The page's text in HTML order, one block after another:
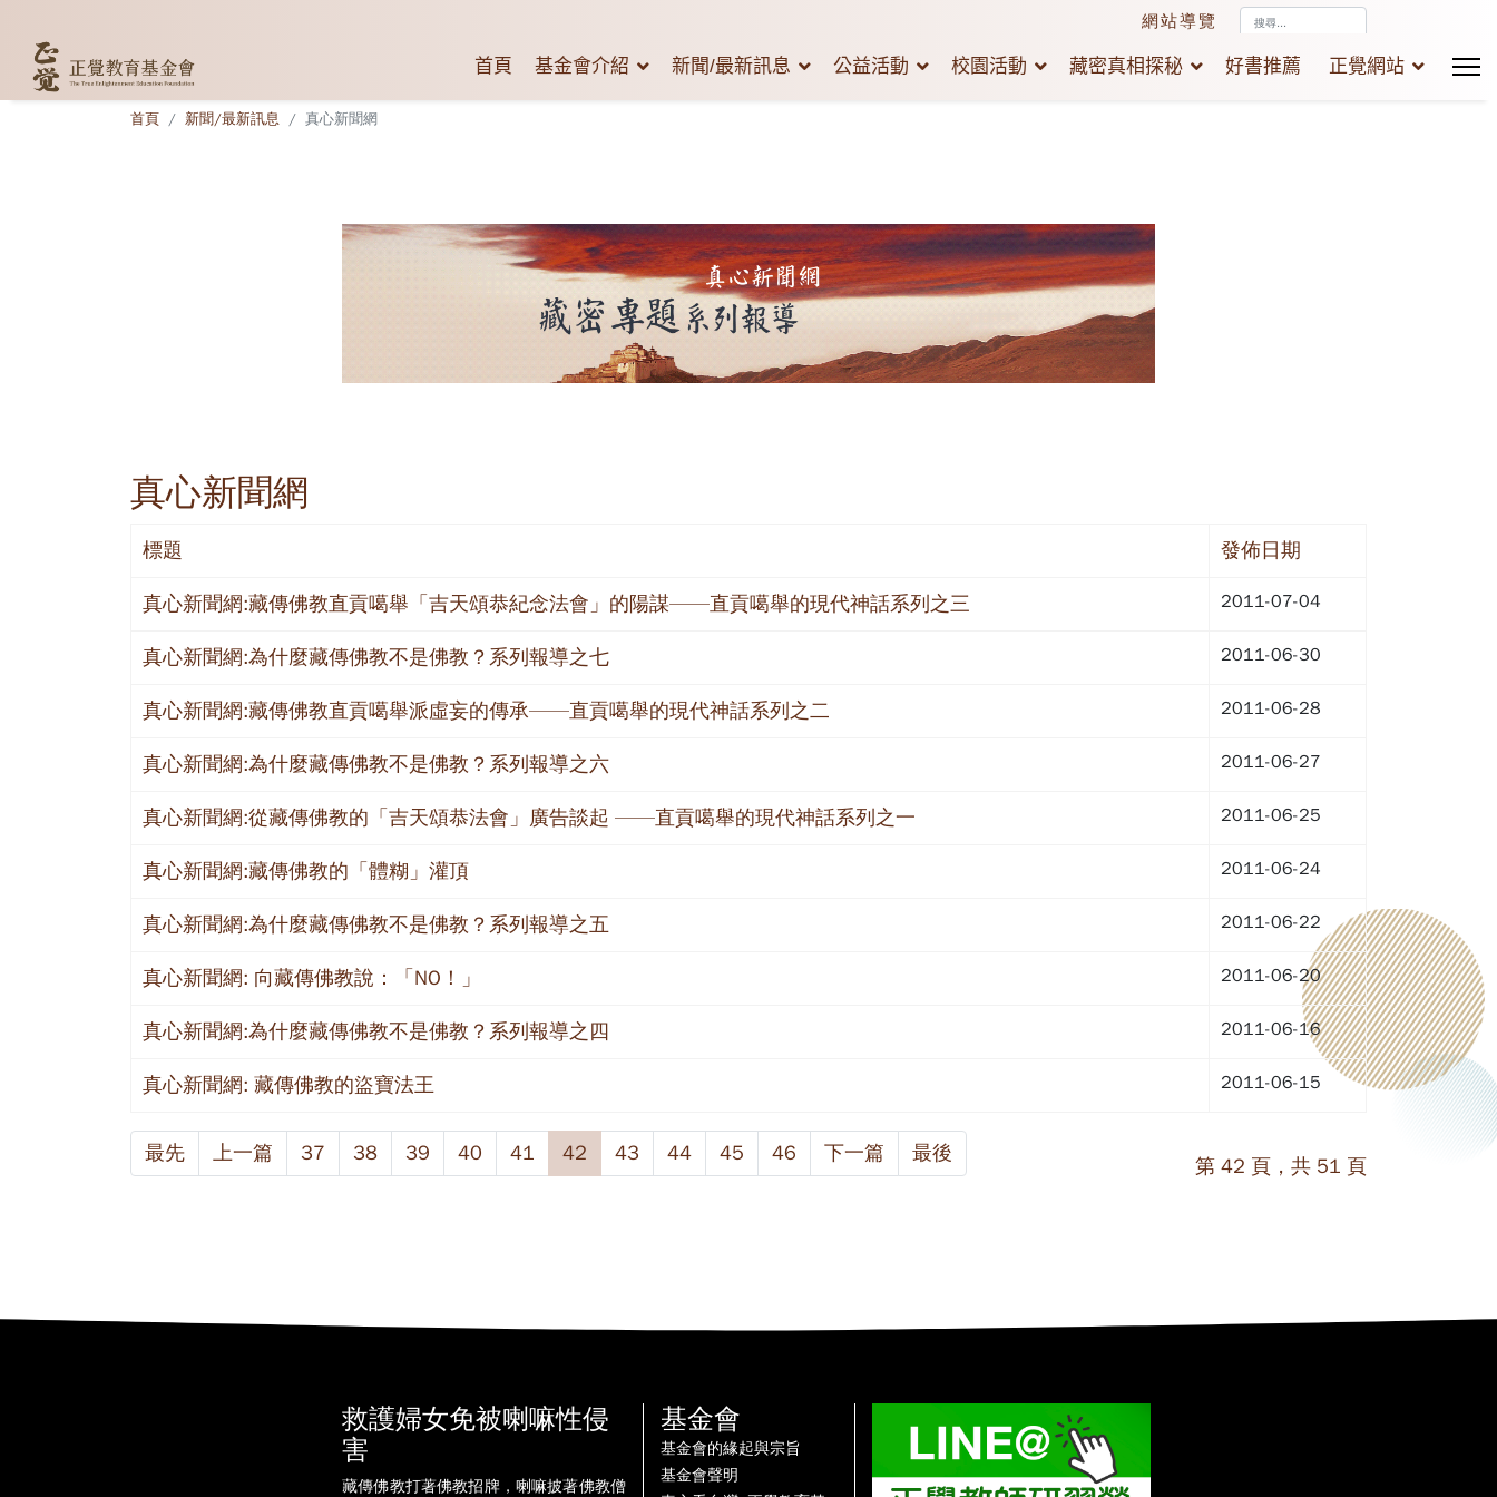
網站導覽
尋...
首頁 基金會介紹 新聞/最新訊息 公益活動 校園活動 藏密真相探秘 好書推薦 正覺網站
首頁 新聞/最新訊息 真心新聞網
真心新聞網
標題 發佈日期
真心新聞網:藏傳佛教直貢噶舉「吉天頌恭紀念法會」的陽謀——直貢噶舉的現代神話系列之三 2011-07-04
真心新聞網:為什麼藏傳佛教不是佛教？系列報導之七 2011-06-30
真心新聞網:藏傳佛教直貢噶舉派虛妄的傳承——直貢噶舉的現代神話系列之二 2011-06-28
真心新聞網:為什麼藏傳佛教不是佛教？系列報導之六 2011-06-27
真心新聞網:從藏傳佛教的「吉天頌恭法會」廣告談起 ——直貢噶舉的現代神話系列之一 2011-06-25
真心新聞網:藏傳佛教的「體糊」灌頂 2011-06-24
真心新聞網:為什麼藏傳佛教不是佛教？系列報導之五 2011-06-22
真心新聞網: 向藏傳佛教說：「NO！」 2011-06-20
真心新聞網:為什麼藏傳佛教不是佛教？系列報導之四 2011-06-16
真心新聞網: 藏傳佛教的盜寶法王 2011-06-15
最先 上一篇 37 38 39 40 41 42 43 44 45 46 下一篇 最後
第 42 頁，共 51 頁
救護婦女免被喇嘛性侵
害
藏傳佛教打著佛教招牌，喇嘛披著佛教僧
基金會
基金會的緣起與宗旨
基金會聲明